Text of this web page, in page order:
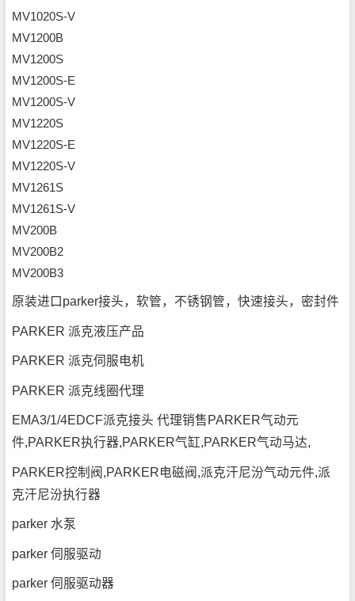
MV1020S-V
MV1200B
MV1200S
MV1200S-E
MV1200S-V
MV1220S
MV1220S-E
MV1220S-V
MV1261S
MV1261S-V
MV200B
MV200B2
MV200B3
原装进口parker接头，软管，不锈钢管，快速接头，密封件
PARKER 派克液压产品
PARKER 派克伺服电机
PARKER 派克线圈代理
EMA3/1/4EDCF派克接头 代理销售PARKER气动元
件,PARKER执行器,PARKER气缸,PARKER气动马达,
PARKER控制阀,PARKER电磁阀,派克汗尼汾气动元件,派
克汗尼汾执行器
parker 水泵
parker 伺服驱动
parker 伺服驱动器